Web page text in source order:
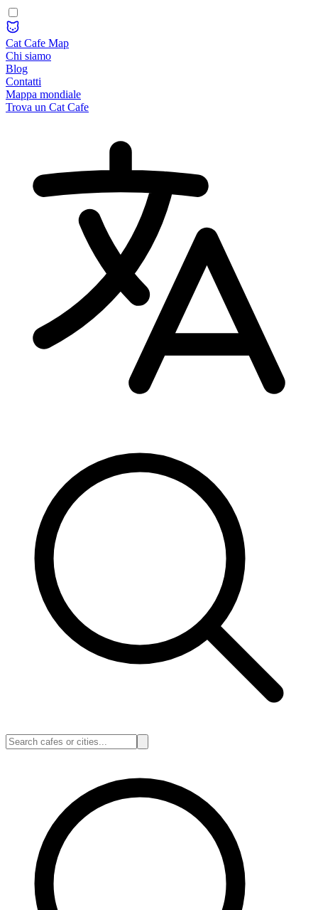
Cat Cafe Map
Chi siamo
Blog
Contatti
Mappa mondiale
Trova un Cat Cafe